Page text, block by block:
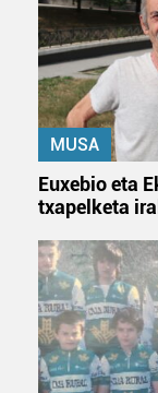
neurtzeko,
produktuak
erabiltzen
Bazkide
interes
bazkideen
duten interes
dezakezun
Lortu zure datu
buruzko
datuen atalean.
zure baimena
MUSA
Euxebio eta
txapelketa